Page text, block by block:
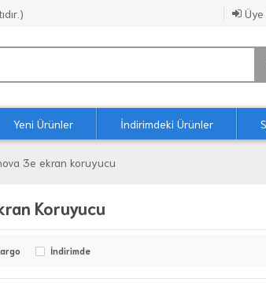
Üye
Yeni Ürünler İndirimdeki Ürünler
3e ekran koruyucu
Koruyucu
İndirimde